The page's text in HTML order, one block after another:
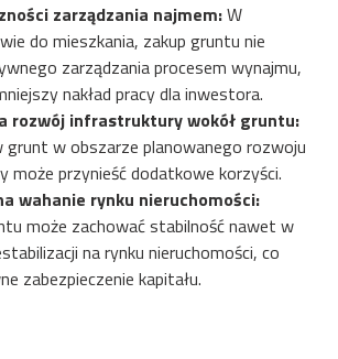
zarządzania najmem:W
do mieszkania, zakup gruntu nie
zarządzania procesem wynajmu,
nakład pracy dla inwestora.
rozwój infrastruktury wokół gruntu:
grunt w obszarze planowanego rozwoju
może przynieść dodatkowe korzyści.
wahanie rynku nieruchomości:
może zachować stabilność nawet w
na rynku nieruchomości, co
zabezpieczenie kapitału.